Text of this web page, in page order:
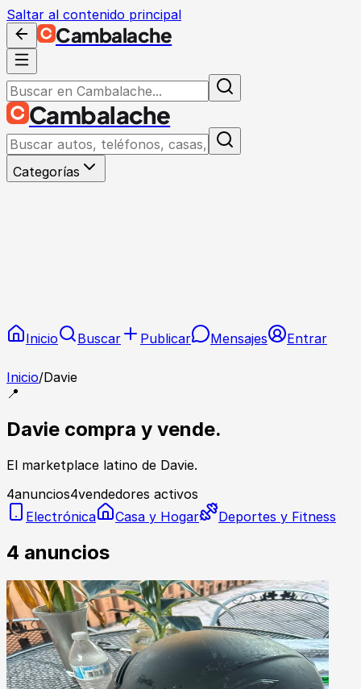
Saltar al contenido principal
Cambalache
Cambalache
Categorías
Inicio Buscar Publicar Mensajes Entrar
Inicio/Davie
📍
Davie compra y vende.
El marketplace latino de Davie.
4anuncios4vendedores activos
Electrónica
Casa y Hogar Deportes y Fitness
4 anuncios